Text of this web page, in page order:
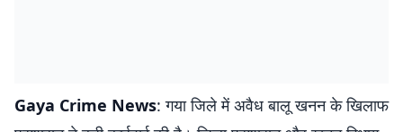
Gaya Crime News: गया जिले में अवैध बालू खनन के खिलाफ